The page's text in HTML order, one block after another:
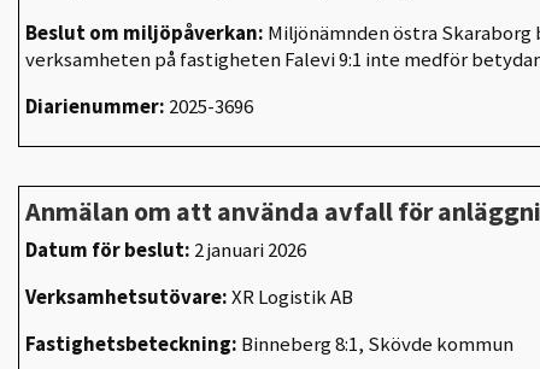
Beslut om miljöpåverkan: Miljönämnden östra
verksamheten på fastigheten Falevi 9:1 inte medför
Diarienummer: 2025-3696
Anmälan om att använda avfall för
Datum för beslut: 2 januari 2026
Verksamhetsutövare:XR Logistik AB
Fastighetsbeteckning: Binneberg 8:1, Skövde kommun